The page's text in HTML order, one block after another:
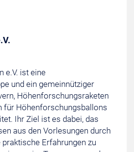
e.V. ist eine
und ein gemeinnütziger
Höhenforschungsraketen
für Höhenforschungsballons
Ihr Ziel ist es dabei, das
aus den Vorlesungen durch
Erfahrungen zu